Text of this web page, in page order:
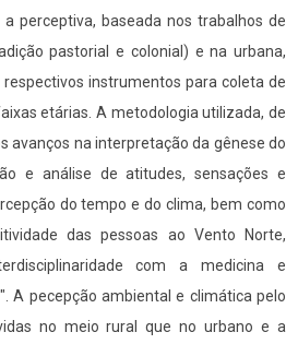
perceptiva, baseada nos trabalhos de
pastorial e colonial) e na urbana,
instrumentos para coleta de
etárias. A metodologia utilizada, de
avanços na interpretação da gênese do
e análise de atitudes, sensações e
do tempo e do clima, bem como
das pessoas ao Vento Norte,
com a medicina e
A pecepção ambiental e climática pelo
no meio rural que no urbano e a